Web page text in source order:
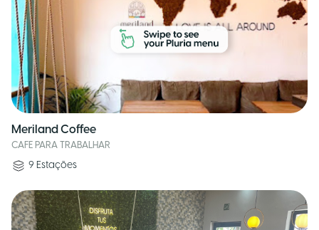
Meriland Coffee
CAFE PARA TRABALHAR
9 Estações